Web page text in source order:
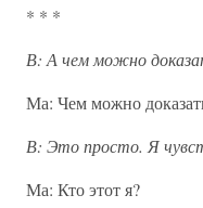
* * *
В: А чем можно
Ма: Чем можно
В: Это просто. Я
Ма: Кто этот я?